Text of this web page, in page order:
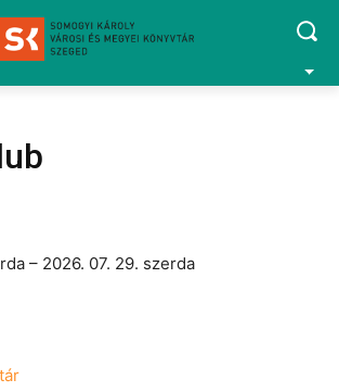
– 2026. 07. 29. szerda